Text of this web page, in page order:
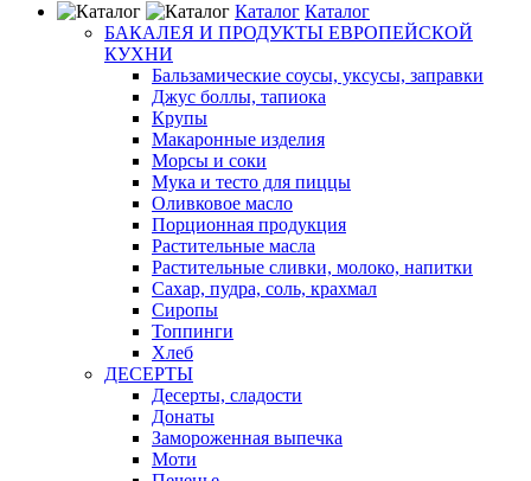
Каталог Каталог
БАКАЛЕЯ И ПРОДУКТЫ ЕВРОПЕЙСКОЙ
КУХНИ
Бальзамические соусы, уксусы, заправки
Джус боллы, тапиока
Крупы
Макаронные изделия
Морсы и соки
Мука и тесто для пиццы
Оливковое масло
Порционная продукция
Растительные масла
Растительные сливки, молоко, напитки
Сахар, пудра, соль, крахмал
Сиропы
Топпинги
Хлеб
ДЕСЕРТЫ
Десерты, сладости
Донаты
Замороженная выпечка
Моти